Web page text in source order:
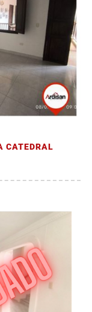
CATEDRAL